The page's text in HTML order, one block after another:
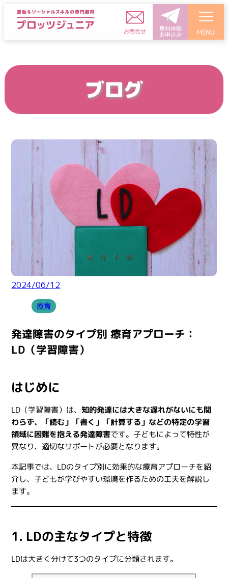
お問合せ 無料体験
お申込み MENU
ブログ
2024/06/12
療育
発達障害のタイプ別 療育アプローチ：
LD（学習障害）
はじめに
LD（学習障害）は、知的発達には大きな遅れがないにも関
わらず、「読む」「書く」「計算する」などの特定の学習
領域に困難を抱える発達障害です。子どもによって特性が
異なり、適切なサポートが必要となります。
本記事では、LDのタイプ別に効果的な療育アプローチを紹
介し、子どもが学びやすい環境を作るための工夫を解説し
ます。
1. LDの主なタイプと特徴
LDは大きく分けて3つのタイプに分類されます。